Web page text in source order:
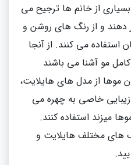
از خانم ها ترجیح می
دهند و از رنگ های روشن و
می کنند. از آنجا
مو آشنا می باشند
موها از مدل های هایلایت،
زیبایی خاصی به چهره می
میزند استفاده کنند.
های مختلف هایلایت و